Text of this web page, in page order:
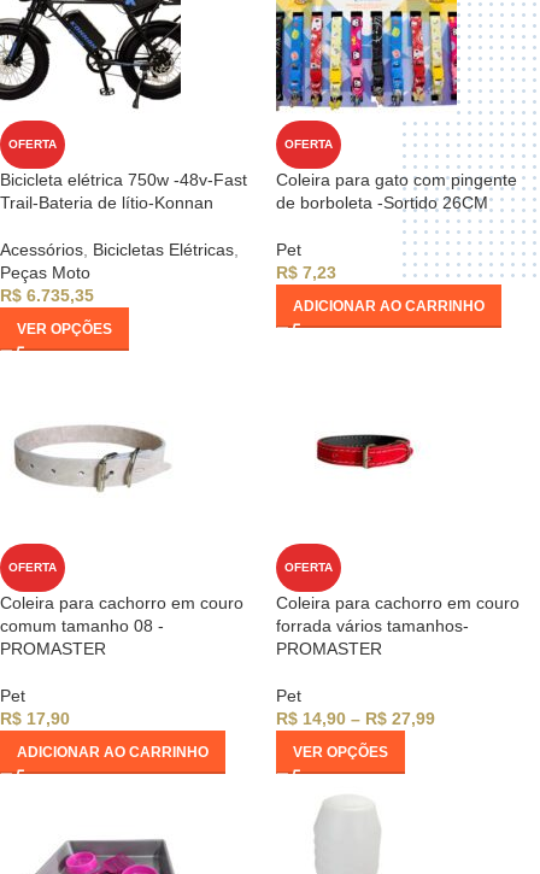
OFERTA
Bicicleta elétrica 750w -48v-Fast
Trail-Bateria de lítio-Konnan
Acessórios Bicicletas Elétricas
Peças Moto
R$ 6.735,35
VER OPÇÕES
OFERTA
Coleira para gato com pingente
de borboleta -Sortido 26CM
Pet
R$7,23
ADICIONAR AO CARRINHO
OFERTA
Coleira para cachorro em couro
comum tamanho 08 -
PROMASTER
Pet
R$ 17,90
ADICIONAR AO CARRINHO
OFERTA
Coleira para cachorro em couro
forrada vários tamanhos-
PROMASTER
Pet
R$14,90 – R$27,99
VER OPÇÕES